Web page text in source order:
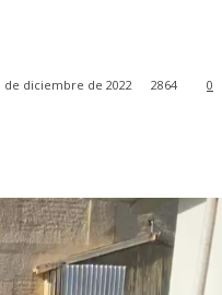
de diciembre de 2022 0
2864